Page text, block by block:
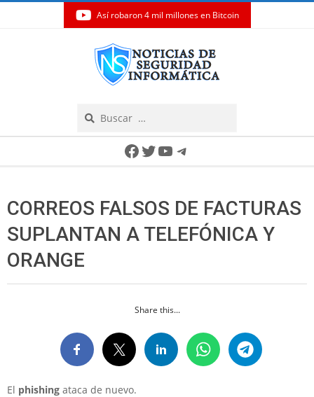
Así robaron 4 mil millones en Bitcoin
Facebook
Twitter
YouTube
Telegram
CORREOS FALSOS DE FACTURAS
SUPLANTAN A TELEFÓNICA Y
ORANGE
Share this...
El phishing ataca de nuevo.